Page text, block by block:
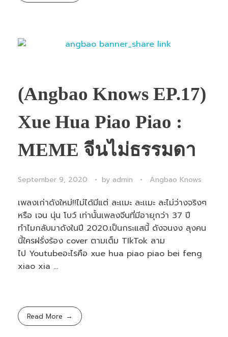
(Angbao Knows EP.17)
Xue Hua Piao Piao :
MEME จีนไม่ธรรมดา
September 9, 2020 by admin Angbao Knows
เพลงเก่าดังใหม่!!ไม่ได้มีแต่ ละเเมะ ละเเมะ ละไม่ว่างจริงๆ
หรือ เจน นุ่น โบว์ เท่านั้นเพลงจีนที่มีอายุกว่า 37 ปี
ทำไมกลับมาดังในปี 2020.เป็นกระแสนี้ ดังจนงง ลุงคน
นี้ใครฝรั่งร้อง cover ตามเต็ม TIkTok ลาม
ไป Youtubeอะไรคือ xue hua piao piao bei feng
xiao xia ...
Read More